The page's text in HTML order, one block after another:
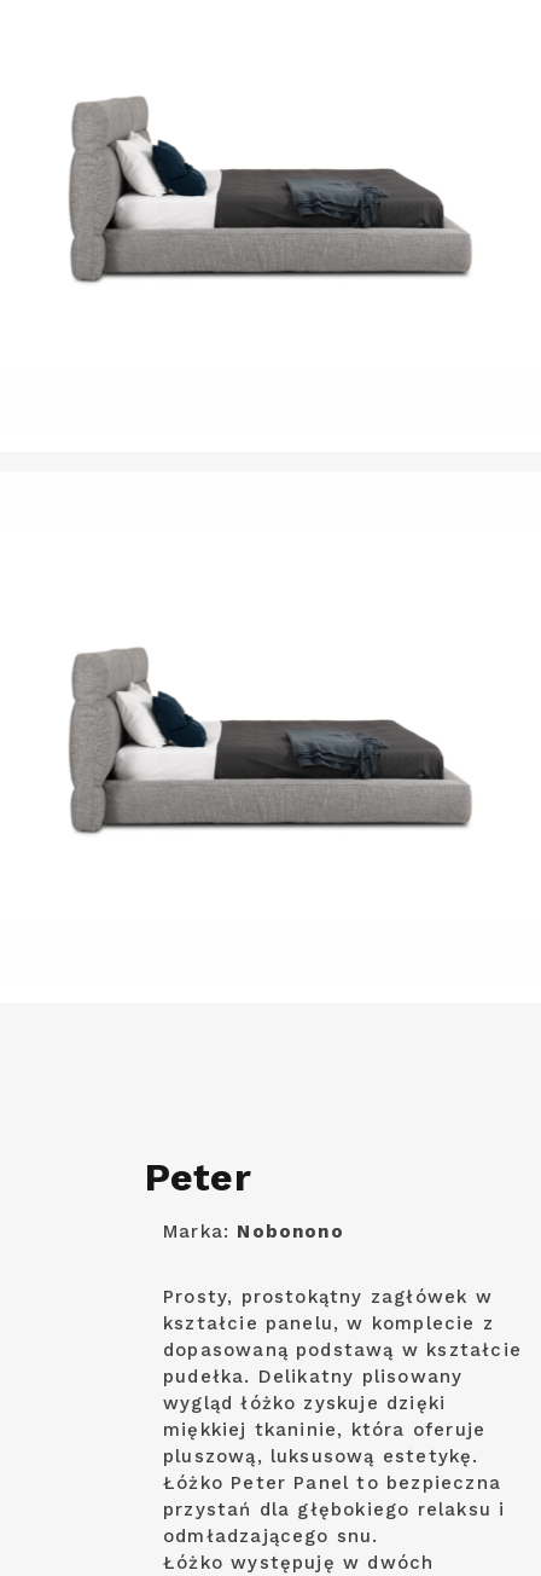
Peter
Marka: Nobonono
Prosty, prostokątny zagłówek w
kształcie panelu, w komplecie z
dopasowaną podstawą w kształcie
pudełka. Delikatny plisowany
wygląd łóżko zyskuje dzięki
miękkiej tkaninie, która oferuje
pluszową, luksusową estetykę.
Łóżko Peter Panel to bezpieczna
przystań dla głębokiego relaksu i
odmładzającego snu.
Łóżko występuję w dwóch